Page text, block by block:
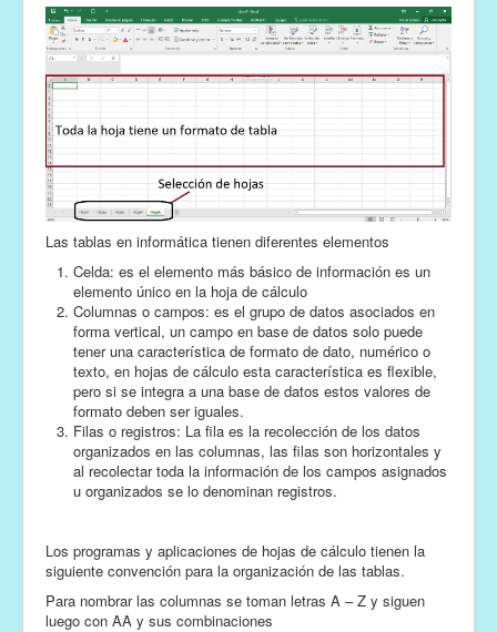
Las tablas en informática tienen diferentes elementos
Celda: es el elemento más básico de información es un
elemento único en la hoja de cálculo
Columnas o campos: es el grupo de datos asociados en
forma vertical, un campo en base de datos solo puede
tener una característica de formato de dato, numérico o
texto, en hojas de cálculo esta característica es flexible,
pero si se integra a una base de datos estos valores de
formato deben ser iguales.
Filas o registros: La fila es la recolección de los datos
organizados en las columnas, las filas son horizontales y
al recolectar toda la información de los campos asignados
u organizados se lo denominan registros.
Los programas y aplicaciones de hojas de cálculo tienen la
siguiente convención para la organización de las tablas.
Para nombrar las columnas se toman letras A – Z y siguen
luego con AA y sus combinaciones